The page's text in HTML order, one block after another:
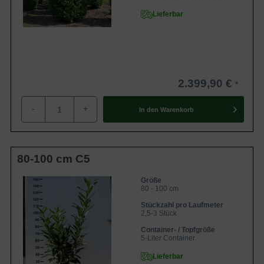
bis zu 5 m und eine Wuchsbreite zwischen 2 und 3 m.
Aufgrund dieser Wuchseigenschaften ist der Kirschlorbeer
für einen blickdichten Sichtschutz geeignet.
selten auf - wahrscheinlicher sind Trockenschäden, die
sich im Frühjahr durch viele braune Blätter an der Pflanze
äußern. In der Regel trägt der Kirschlorbeer allerdings
keine größeren Schäden davon. Die braunen Blätter
werden im Frühjahr abgestoßen und neue Triebe
beginnen sich zu entwickeln. Mit einem leichten
Lieferbar
2.399,90 €
- + In den Warenkorb
80-100 cm C5
Größe
80 - 100 cm
Stückzahl pro Laufmeter
2,5-3 Stück
Container- / Topfgröße
5-Liter Container
Lieferbar